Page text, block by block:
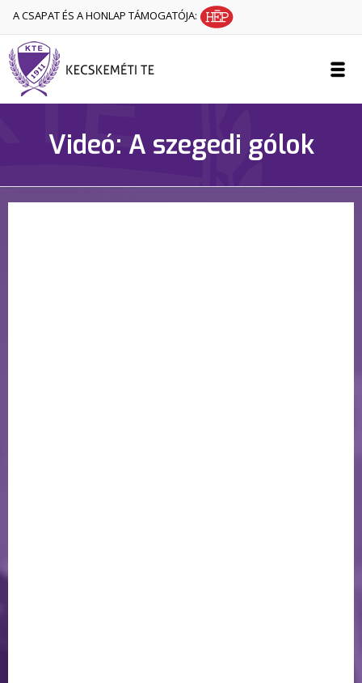
A CSAPAT ÉS A HONLAP TÁMOGATÓJA:
Videó: A szegedi gólok